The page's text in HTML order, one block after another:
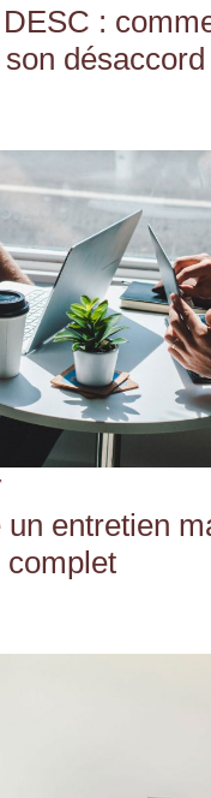
:
un entretien
complet